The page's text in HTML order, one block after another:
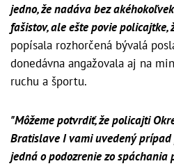
jedno, že nadáva bez
fašistov, ale ešte povie
popísala rozhorčená bývalá
donedávna angažovala aj na
ruchu a športu.
"Môžeme potvrdiť, že policajti
Bratislave I vami uvedený
jedná o podozrenie zo